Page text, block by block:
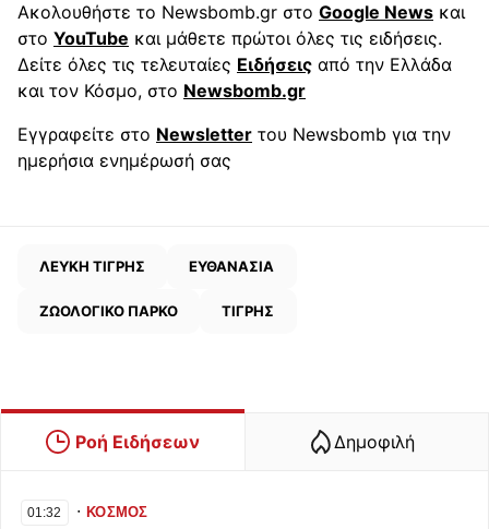
Ακολουθήστε το Newsbomb.gr στο Google News και
στο YouTube και μάθετε πρώτοι όλες τις ειδήσεις.
Δείτε όλες τις τελευταίες Ειδήσεις από την Ελλάδα
και τον Κόσμο, στο Newsbomb.gr
Εγγραφείτε στο Newsletter του Newsbomb για την
ημερήσια ενημέρωσή σας
ΛΕΥΚΗ ΤΙΓΡΗΣ ΕΥΘΑΝΑΣΙΑ
ΖΩΟΛΟΓΙΚΟ ΠΑΡΚΟ ΤΙΓΡΗΣ
Ροή Ειδήσεων Δημοφιλή
01:32 ∙ΚΟΣΜΟΣ